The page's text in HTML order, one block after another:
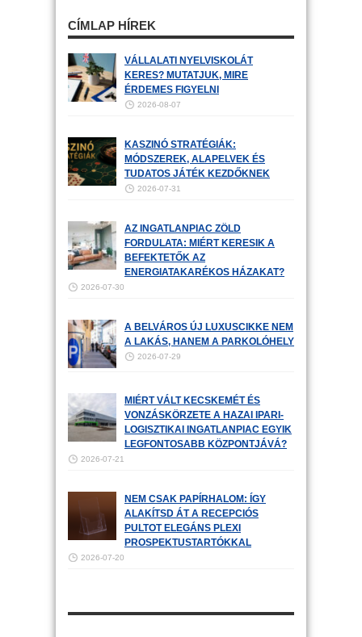
CÍMLAP HÍREK
VÁLLALATI NYELVISKOLÁT
KERES? MUTATJUK, MIRE
ÉRDEMES FIGYELNI
2026-08-07
KASZINÓ STRATÉGIÁK:
MÓDSZEREK, ALAPELVEK ÉS
TUDATOS JÁTÉK KEZDŐKNEK
2026-07-31
AZ INGATLANPIAC ZÖLD
FORDULATA: MIÉRT KERESIK A
BEFEKTETŐK AZ
ENERGIATAKARÉKOS HÁZAKAT?
2026-07-30
A BELVÁROS ÚJ LUXUSCIKKE NEM
A LAKÁS, HANEM A PARKOLÓHELY
2026-07-29
MIÉRT VÁLT KECSKEMÉT ÉS
VONZÁSKÖRZETE A HAZAI IPARI-
LOGISZTIKAI INGATLANPIAC EGYIK
LEGFONTOSABB KÖZPONTJÁVÁ?
2026-07-21
NEM CSAK PAPÍRHALOM: ÍGY
ALAKÍTSD ÁT A RECEPCIÓS
PULTOT ELEGÁNS PLEXI
PROSPEKTUSTARTÓKKAL
2026-07-20